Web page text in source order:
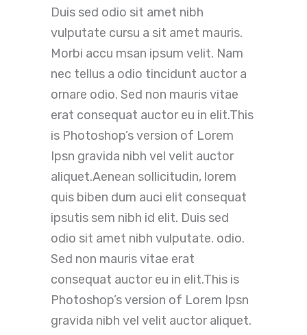
Duis sed odio sit amet nibh
vulputate cursu a sit amet mauris.
Morbi accu msan ipsum velit. Nam
nec tellus a odio tincidunt auctor a
ornare odio. Sed non mauris vitae
erat consequat auctor eu in elit.This
is Photoshop’s version of Lorem
Ipsn gravida nibh vel velit auctor
aliquet.Aenean sollicitudin, lorem
quis biben dum auci elit consequat
ipsutis sem nibh id elit. Duis sed
odio sit amet nibh vulputate. odio.
Sed non mauris vitae erat
consequat auctor eu in elit.This is
Photoshop’s version of Lorem Ipsn
gravida nibh vel velit auctor aliquet.